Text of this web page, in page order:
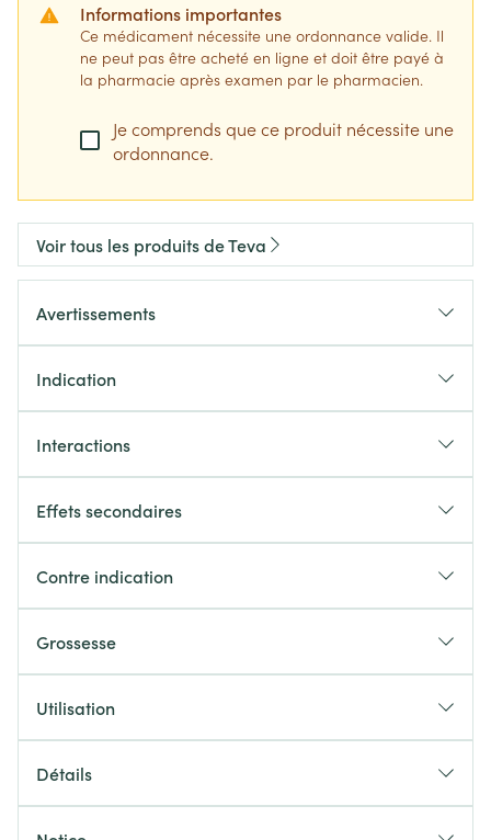
Informations importantes
Ce médicament nécessite une ordonnance valide. Il
ne peut pas être acheté en ligne et doit être payé à
la pharmacie après examen par le pharmacien.
Je comprends que ce produit nécessite une
ordonnance.
Voir tous les produits de Teva
Avertissements
Indication
Interactions
Effets secondaires
Contre indication
Grossesse
Utilisation
Détails